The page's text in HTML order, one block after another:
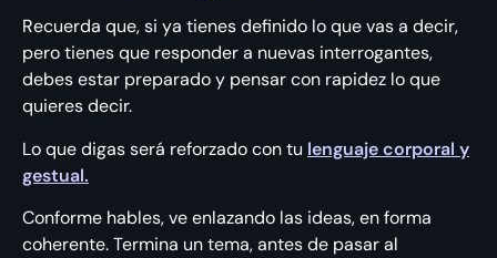
Recuerda que, si ya tienes definido lo que vas a decir,
pero tienes que responder a nuevas interrogantes,
debes estar preparado y pensar con rapidez lo que
quieres decir.
Lo que digas será reforzado con tu lenguaje corporal y
gestual.
Conforme hables, ve enlazando las ideas, en forma
coherente. Termina un tema, antes de pasar al